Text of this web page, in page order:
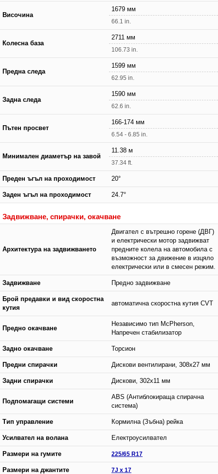
Височина
1679 мм
66.1 in.
Колесна база
2711 мм
106.73 in.
Предна следа
1599 мм
62.95 in.
Задна следа
1590 мм
62.6 in.
Пътен просвет
166-174 мм
6.54 - 6.85 in.
Минимален диаметър на завой
11.38 м
37.34 ft.
Преден ъгъл на проходимост 20°
Заден ъгъл на проходимост 24.7°
Задвижване, спирачки, окачване
Архитектура на задвижването
Двигател с вътрешно горене (ДВГ)
и електрически мотор задвижват
предните колела на автомобила с
възможност за движение в изцяло
електрически или в смесен режим.
Задвижване Предно задвижване
Брой предавки и вид скоростна
кутия
автоматична скоростна кутия CVT
Предно окачване
Независимо тип McPherson,
Напречен стабилизатор
Задно окачване Торсион
Предни спирачки Дискови вентилирани, 308x27 мм
Задни спирачки Дискови, 302x11 мм
Подпомагащи системи
ABS (Антиблокираща спирачна
система)
Тип управление Кормилна (Зъбна) рейка
Усилвател на волана Електроусилвател
Размери на гумите 225/65 R17
Размери на джантите 7J x 17